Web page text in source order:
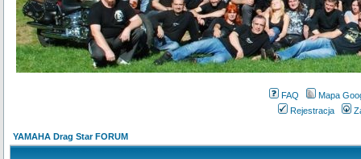
FAQ
Mapa
Rejestracja
YAMAHA Drag Star FORUM